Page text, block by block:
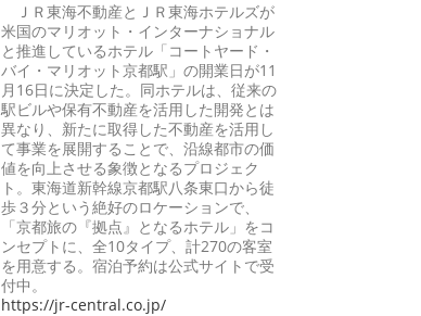
ＪＲ東海不動産とＪＲ東海ホテルズが
米国のマリオット・インターナショナル
と推進しているホテル「コートヤード・
バイ・マリオット京都駅」の開業日が11
月16日に決定した。同ホテルは、従来の
駅ビルや保有不動産を活用した開発とは
異なり、新たに取得した不動産を活用し
て事業を展開することで、沿線都市の価
値を向上させる象徴となるプロジェク
ト。東海道新幹線京都駅八条東口から徒
歩３分という絶好のロケーションで、
「京都旅の『拠点』となるホテル」をコ
ンセプトに、全10タイプ、計270の客室
を用意する。宿泊予約は公式サイトで受
付中。
https://jr-central.co.jp/